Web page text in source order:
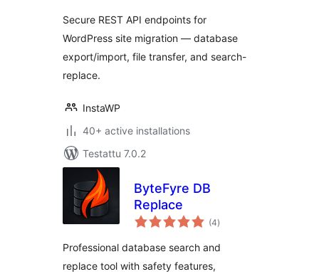
Secure REST API endpoints for
WordPress site migration — database
export/import, file transfer, and search-
replace.
InstaWP
40+ active installations
Testattu 7.0.2
ByteFyre DB
Replace
(4arvosanat
yhteensä
)
Professional database search and
replace tool with safety features,